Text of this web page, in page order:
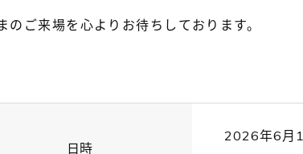
のご来場を心よりお待ちしております。
日時
2026年6月